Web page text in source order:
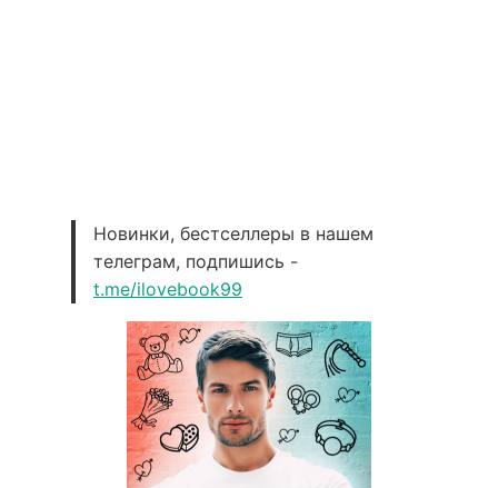
Новинки, бестселлеры в нашем
телеграм, подпишись -
t.me/ilovebook99